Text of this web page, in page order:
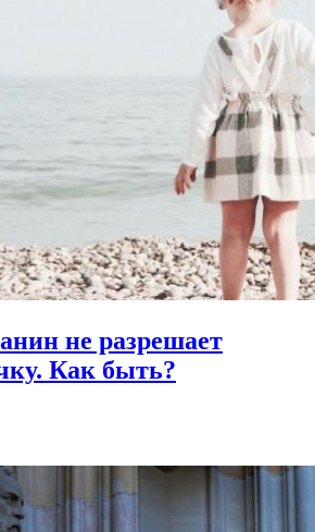
не разрешает
Как быть?